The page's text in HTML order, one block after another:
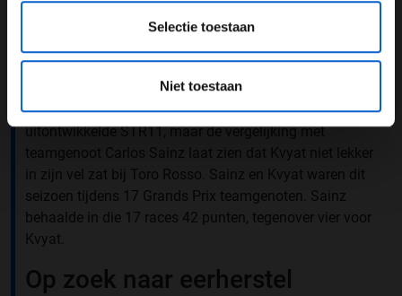
Selectie toestaan
Niet toestaan
(Monaco, Canada, Bakoe en Oostenrijk) deden het
scoorde nog een tiende en negende plaats op
Silverstone en in Singapore, maar verdere
puntenfinishes bleven uit. Dat kwam deels door de
uitontwikkelde STR11, maar de vergelijking met
teamgenoot Carlos Sainz laat zien dat Kvyat niet lekker
in zijn vel zat bij Toro Rosso. Sainz en Kvyat waren dit
seizoen tijdens 17 Grands Prix teamgenoten. Sainz
behaalde in die 17 races 42 punten, tegenover vier voor
Kvyat.
Op zoek naar eerherstel